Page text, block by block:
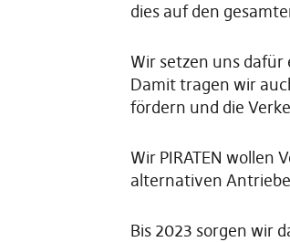
dies auf den
Wir setzen uns
Damit tragen wir
fördern und die
Wir PIRATEN wollen
alternativen
Bis 2023 sorgen wir